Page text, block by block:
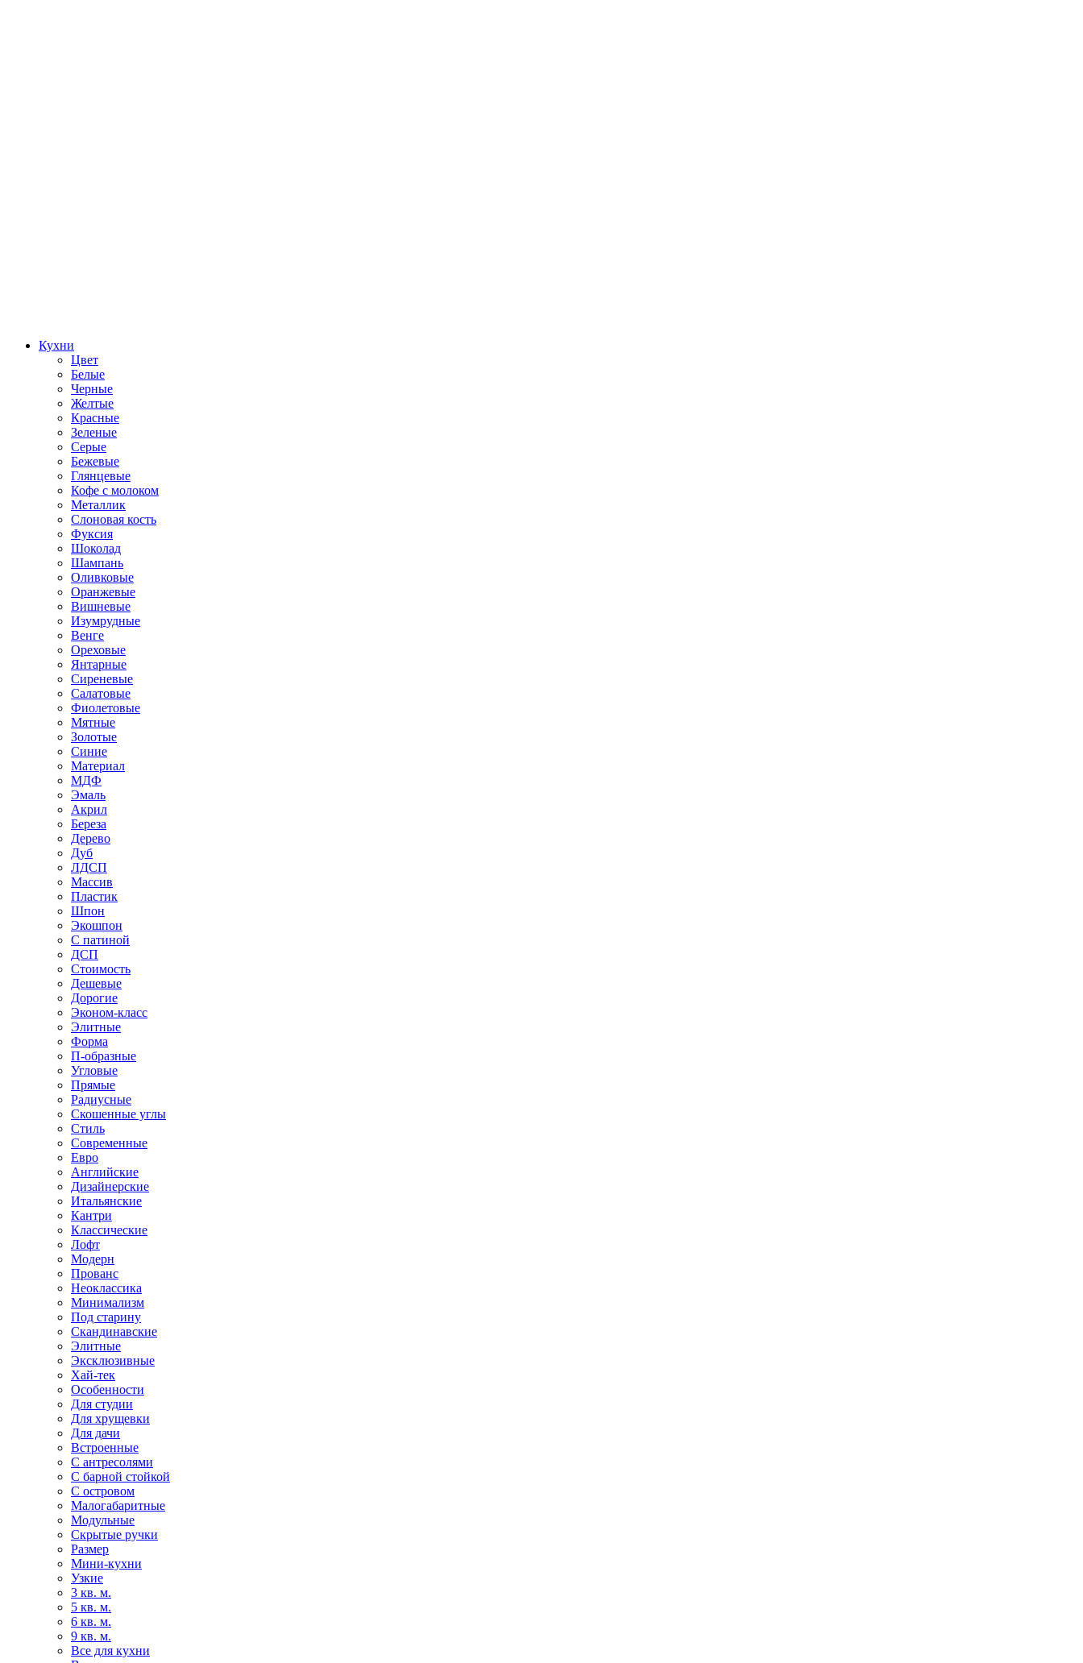
Кухни
Цвет
Белые
Черные
Желтые
Красные
Зеленые
Серые
Бежевые
Глянцевые
Кофе с молоком
Металлик
Слоновая кость
Фуксия
Шоколад
Шампань
Оливковые
Оранжевые
Вишневые
Изумрудные
Венге
Ореховые
Янтарные
Сиреневые
Салатовые
Фиолетовые
Мятные
Золотые
Синие
Материал
МДФ
Эмаль
Акрил
Береза
Дерево
Дуб
ЛДСП
Массив
Пластик
Шпон
Экошпон
С патиной
ДСП
Стоимость
Дешевые
Дорогие
Эконом-класс
Элитные
Форма
П-образные
Угловые
Прямые
Радиусные
Скошенные углы
Стиль
Современные
Евро
Английские
Дизайнерские
Итальянские
Кантри
Классические
Лофт
Модерн
Прованс
Неоклассика
Минимализм
Под старину
Скандинавские
Элитные
Эксклюзивные
Хай-тек
Особенности
Для студии
Для хрущевки
Для дачи
Встроенные
С антресолями
С барной стойкой
С островом
Малогабаритные
Модульные
Скрытые ручки
Размер
Мини-кухни
Узкие
3 кв. м.
5 кв. м.
6 кв. м.
9 кв. м.
Все для кухни